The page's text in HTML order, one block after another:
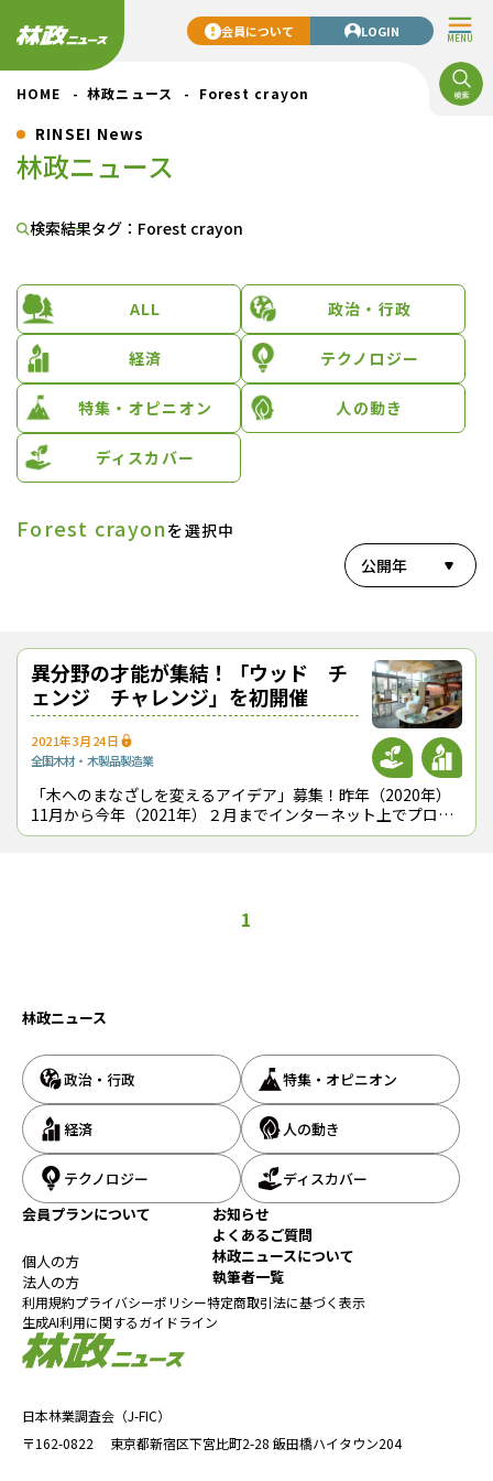
MENU
会員について LOGIN
HOME 林政ニュース Forest crayon
RINSEI News
林政ニュース
検索結果タグ：Forest crayon
ALL 政治・行政
経済 テクノロジー
特集・オピニオン 人の動き
ディスカバー
Forest crayonを選択中
公開年
異分野の才能が集結！「ウッド チ
ェンジ チャレンジ」を初開催
2021年3月24日
全国木材・木製品製造業
「木へのまなざしを変えるアイデア」募集！――昨年（2020年）
11月から今年（2021年）２月までインターネット上でプロ・
アマを問わず林業や国産材利用の新たな可能性を発掘するプロ
1
日本林業調査会（J-FIC）
〒162-0822
東京都新宿区下宮比町2-28 飯田橋ハイタウン204
林政ニュース
政治・行政 特集・オピニオン
経済 人の動き
テクノロジー
ディスカバー
会員プランについて
個人の方
法人の方
お知らせ
よくあるご質問
林政ニュースについて
執筆者一覧
利用規約プライバシーポリシー特定商取引法に基づく表示
生成AI利用に関するガイドライン